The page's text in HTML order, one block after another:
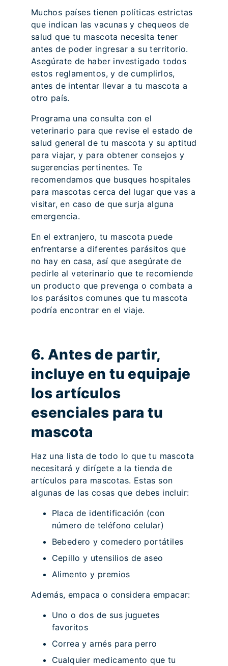
Muchos países tienen políticas estrictas
que indican las vacunas y chequeos de
salud que tu mascota necesita tener
antes de poder ingresar a su territorio.
Asegúrate de haber investigado todos
estos reglamentos, y de cumplirlos,
antes de intentar llevar a tu mascota a
otro país.
Programa una consulta con el
veterinario para que revise el estado de
salud general de tu mascota y su aptitud
para viajar, y para obtener consejos y
sugerencias pertinentes. Te
recomendamos que busques hospitales
para mascotas cerca del lugar que vas a
visitar, en caso de que surja alguna
emergencia.
En el extranjero, tu mascota puede
enfrentarse a diferentes parásitos que
no hay en casa, así que asegúrate de
pedirle al veterinario que te recomiende
un producto que prevenga o combata a
los parásitos comunes que tu mascota
podría encontrar en el viaje.
6. Antes de partir,
incluye en tu equipaje
los artículos
esenciales para tu
mascota
Haz una lista de todo lo que tu mascota
necesitará y dirígete a la tienda de
artículos para mascotas. Estas son
algunas de las cosas que debes incluir:
Placa de identificación (con
número de teléfono celular)
Bebedero y comedero portátiles
Cepillo y utensilios de aseo
Alimento y premios
Además, empaca o considera empacar:
Uno o dos de sus juguetes
favoritos
Correa y arnés para perro
Cualquier medicamento que tu